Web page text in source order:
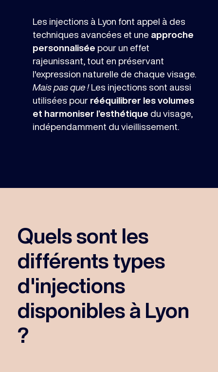
Les injections à Lyon font appel à des
techniques avancées et une approche
personnalisée pour un effet
rajeunissant, tout en préservant
l'expression naturelle de chaque visage.
Mais pas que ! Les injections sont aussi
utilisées pour rééquilibrer les volumes
et harmoniser l’esthétique du visage,
indépendamment du vieillissement.
Quels sont les
différents types
d'injections
disponibles à Lyon
?